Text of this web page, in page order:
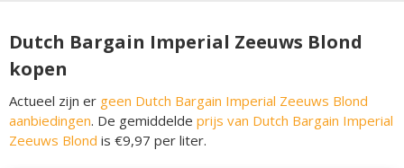
Dutch Bargain Imperial Zeeuws Blond
kopen
Actueel zijn er geen Dutch Bargain Imperial Zeeuws Blond
aanbiedingen. De gemiddelde prijs van Dutch Bargain Imperial
Zeeuws Blond is €9,97 per liter.